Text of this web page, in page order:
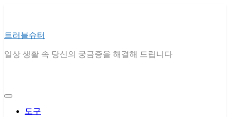
트러블슈터
일상 생활 속 당신의 궁금증을 해결해 드립니다
도구